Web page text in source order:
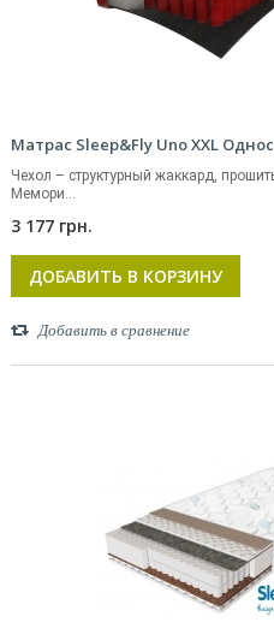
Матрас Sleep&Fly Uno XXL
Чехол – структурный жаккард,
Мемори...
3 177 грн.
ДОБАВИТЬ В КОРЗИНУ
Добавить в сравнение